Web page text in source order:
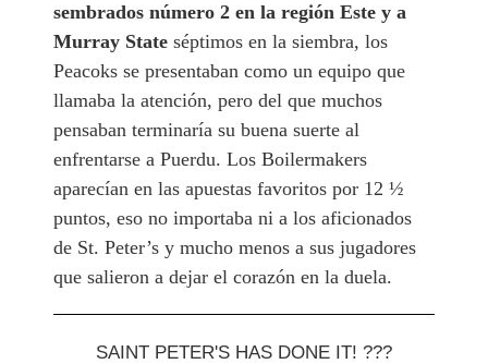
sembrados número 2 en la región Este y a
Murray State séptimos en la siembra, los
Peacoks se presentaban como un equipo que
llamaba la atención, pero del que muchos
pensaban terminaría su buena suerte al
enfrentarse a Puerdu. Los Boilermakers
aparecían en las apuestas favoritos por 12 ½
puntos, eso no importaba ni a los aficionados
de St. Peter’s y mucho menos a sus jugadores
que salieron a dejar el corazón en la duela.
SAINT PETER'S HAS DONE IT! ???